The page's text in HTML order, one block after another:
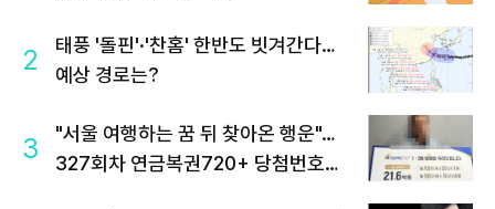
2
태풍 '돌핀'·'찬홈' 한반도 빗겨간다…
예상 경로는?
3
"서울 여행하는 꿈 뒤 찾아온 행운"…
327회차 연금복권720+ 당첨번호조